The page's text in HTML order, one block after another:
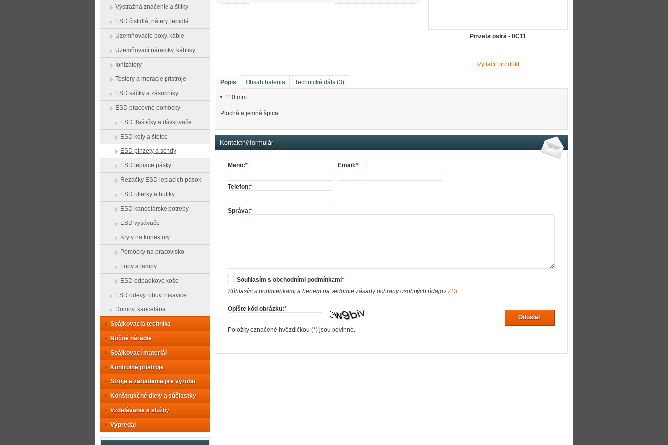
Pinzeta ostrá - 0C11
Vytlačiť produkt
Popis Obsah balenia Technické dáta (3)
110 mm.
Plochá a jemná špica.
Kontaktný formulár
Meno:* Email:*
Telefon:*
Správa:*
Souhlasím s obchodními podmínkami*
Súhlasím s podmienkami a beriem na vedomie zásady ochrany osobných údajovZDE
Opíšte kód obrázku:*
Položky označené hvězdičkou (*) jsou povinné.
Odoslať
Výstražná značenie a štítky
ESD čistidlá, nátery, lepidlá
Uzemňovacie boxy, káble
Uzemňovací náramky, kábliky
Ionizátory
Testery a meracie prístroje
ESD sáčky a zásobníky
ESD pracovné pomôcky
ESD fľaštičky a dávkovače
ESD kefy a štetce
ESD pinzety a sondy
ESD lepiace pásky
Rezačky ESD lepiacich pások
ESD utierky a hubky
ESD kancelárske potreby
ESD vysávače
Kryty na konektory
Pomôcky na pracovisko
Lupy a lampy
ESD odpadkové koše
ESD odevy, obuv, rukavice
Domov, kancelária
Spájkovacia technika
Ručné náradie
Spájkovací materiál
Kontrolné prístroje
Stroje a zariadenia pre výrobu
Konštrukčné diely a súčiastky
Vzdelávanie a služby
Výpredaj